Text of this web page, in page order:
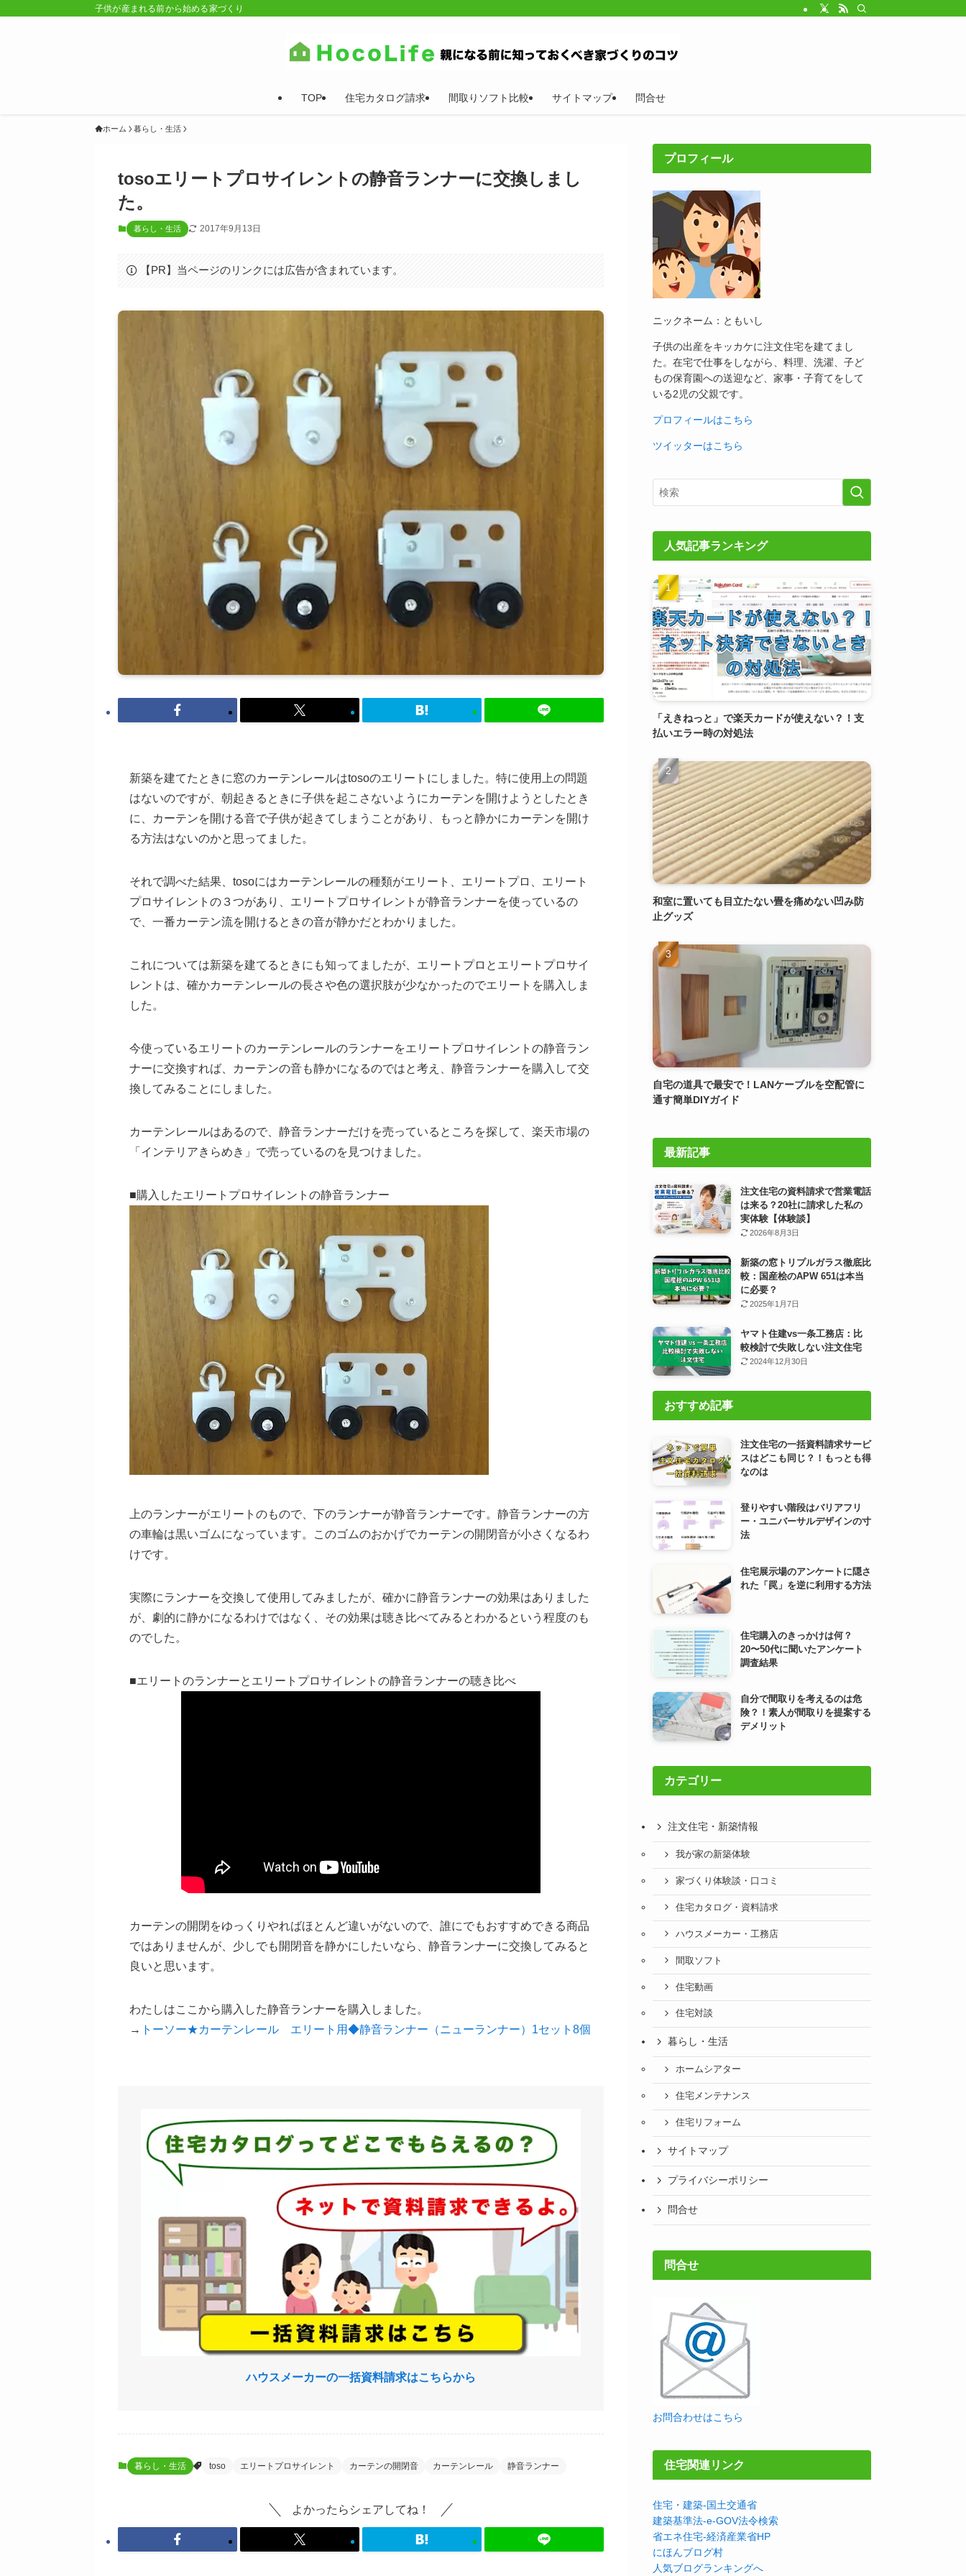
子供が産まれる前から始める家づくり
TOP 住宅カタログ請求 間取りソフト比較 サイトマップ 問合せ
ホーム 暮らし・生活
tosoエリートプロサイレントの静音ランナーに交換しまし
た。
暮らし・生活 2017年9月13日
【PR】当ページのリンクには広告が含まれています。
新築を建てたときに窓のカーテンレールはtosoのエリートにしました。特に使用上の問題
はないのですが、朝起きるときに子供を起こさないようにカーテンを開けようとしたとき
に、カーテンを開ける音で子供が起きてしまうことがあり、もっと静かにカーテンを開け
る方法はないのかと思ってました。
それで調べた結果、tosoにはカーテンレールの種類がエリート、エリートプロ、エリート
プロサイレントの３つがあり、エリートプロサイレントが静音ランナーを使っているの
で、一番カーテン流を開けるときの音が静かだとわかりました。
これについては新築を建てるときにも知ってましたが、エリートプロとエリートプロサイ
レントは、確かカーテンレールの長さや色の選択肢が少なかったのでエリートを購入しま
した。
今使っているエリートのカーテンレールのランナーをエリートプロサイレントの静音ラン
ナーに交換すれば、カーテンの音も静かになるのではと考え、静音ランナーを購入して交
換してみることにしました。
カーテンレールはあるので、静音ランナーだけを売っているところを探して、楽天市場の
「インテリアきらめき」で売っているのを見つけました。
■購入したエリートプロサイレントの静音ランナー
上のランナーがエリートのもので、下のランナーが静音ランナーです。静音ランナーの方
の車輪は黒いゴムになっています。このゴムのおかげでカーテンの開閉音が小さくなるわ
けです。
実際にランナーを交換して使用してみましたが、確かに静音ランナーの効果はありました
が、劇的に静かになるわけではなく、その効果は聴き比べてみるとわかるという程度のも
のでした。
■エリートのランナーとエリートプロサイレントの静音ランナーの聴き比べ
カーテンの開閉をゆっくりやればほとんど違いがないので、誰にでもおすすめできる商品
ではありませんが、少しでも開閉音を静かにしたいなら、静音ランナーに交換してみると
良いと思います。
わたしはここから購入した静音ランナーを購入しました。
→ トーソー★カーテンレール エリート用◆静音ランナー（ニューランナー）1セット8個
ハウスメーカーの一括資料請求はこちらから
暮らし・生活 toso エリートプロサイレント カーテンの開閉音 カーテンレール 静音ランナー
よかったらシェアしてね！
プロフィール
ニックネーム：ともいし
子供の出産をキッカケに注文住宅を建てまし
た。在宅で仕事をしながら、料理、洗濯、子ど
もの保育園への送迎など、家事・子育てをして
いる2児の父親です。
プロフィールはこちら
ツイッターはこちら
人気記事ランキング
「えきねっと」で楽天カードが使えない？！支
払いエラー時の対処法
和室に置いても目立たない畳を痛めない凹み防
止グッズ
自宅の道具で最安で！LANケーブルを空配管に
通す簡単DIYガイド
最新記事
注文住宅の資料請求で営業電話
は来る？20社に請求した私の
実体験【体験談】
2026年8月3日
新築の窓トリプルガラス徹底比
較：国産桧のAPW 651は本当
に必要？
2025年1月7日
ヤマト住建vs一条工務店：比
較検討で失敗しない注文住宅
2024年12月30日
おすすめ記事
注文住宅の一括資料請求サービ
スはどこも同じ？！もっとも得
なのは
登りやすい階段はバリアフリ
ー・ユニバーサルデザインの寸
法
住宅展示場のアンケートに隠さ
れた「罠」を逆に利用する方法
住宅購入のきっかけは何？
20〜50代に聞いたアンケート
調査結果
自分で間取りを考えるのは危
険？！素人が間取りを提案する
デメリット
カテゴリー
注文住宅・新築情報
我が家の新築体験
家づくり体験談・口コミ
住宅カタログ・資料請求
ハウスメーカー・工務店
間取ソフト
住宅動画
住宅対談
暮らし・生活
ホームシアター
住宅メンテナンス
住宅リフォーム
サイトマップ
プライバシーポリシー
問合せ
問合せ
お問合わせはこちら
住宅関連リンク
住宅・建築-国土交通省
建築基準法-e-GOV法令検索
省エネ住宅-経済産業省HP
にほんブログ村
人気ブログランキングへ